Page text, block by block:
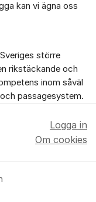
kan vi ägna oss
större
rikstäckande och
inom såväl
passagesystem.
Logga in
Om cookies